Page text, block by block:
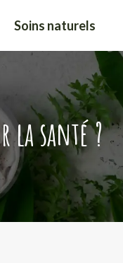
Soins naturels
la santé ?